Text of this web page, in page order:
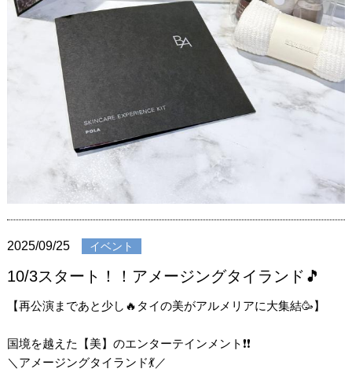
2025/09/25 イベント
10/3スタート！！アメージングタイランド🎵
【再公演まであと少し🔥タイの美がアルメリアに大集結🥳】
国境を越えた【美】のエンターテインメント❗❗
＼アメージングタイランド💃／